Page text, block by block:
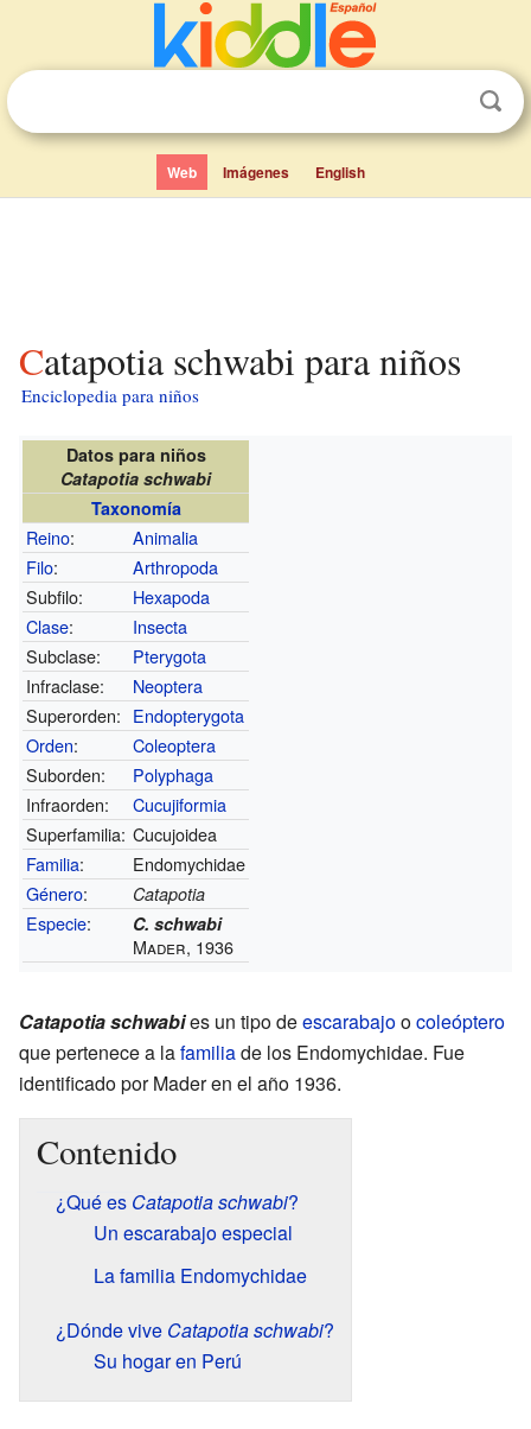
Web Imágenes English
Catapotia schwabi para niños
Enciclopedia para niños
Datos para niños
Catapotia schwabi
Taxonomía
Reino:
Animalia
Filo:
Arthropoda
Subfilo:
Hexapoda
Clase:
Insecta
Subclase:
Pterygota
Infraclase:
Neoptera
Superorden: Endopterygota
Orden:
Coleoptera
Suborden:
Polyphaga
Infraorden:
Cucujiformia
Superfamilia: Cucujoidea
Familia:
Endomychidae
Género: Catapotia
Especie: C. schwabi
Mader, 1936
Catapotia schwabies un tipo deescarabajoocoleóptero
que pertenece a lafamiliade los Endomychidae. Fue
identificado por Mader en el año 1936.
Contenido
¿Qué es Catapotia schwabi?
Un escarabajo especial
La familia Endomychidae
¿Dónde vive Catapotia schwabi?
Su hogar en Perú